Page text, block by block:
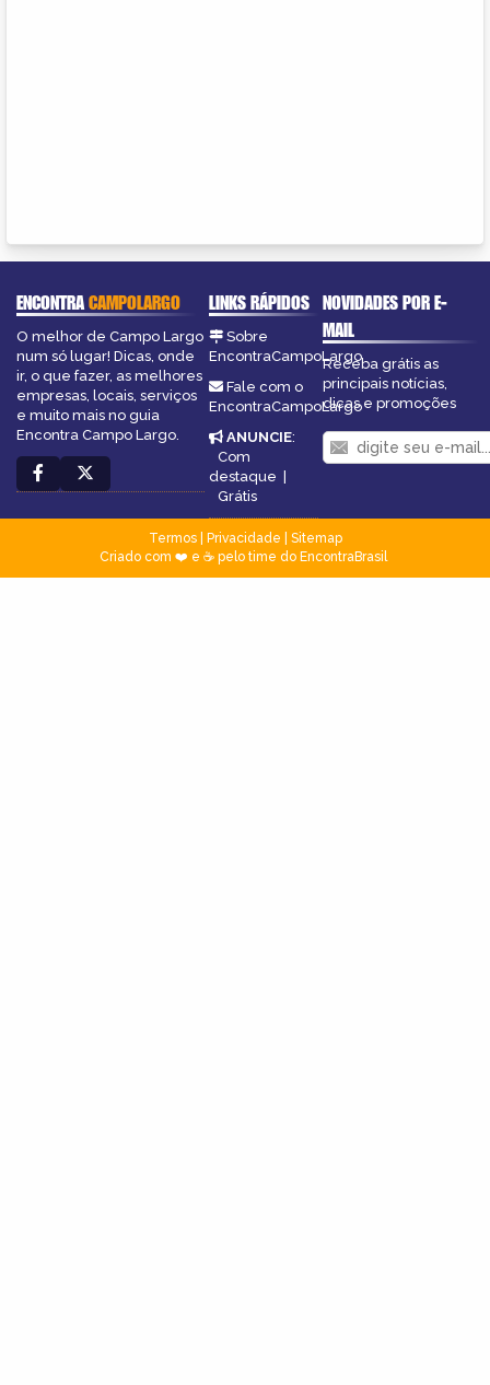
ENCONTRACAMPOLARGO
O melhor de Campo Largo
num só lugar! Dicas, onde
ir, o que fazer, as melhores
empresas, locais, serviços
e muito mais no guia
Encontra Campo Largo.
LINKS RÁPIDOS
Sobre
EncontraCampoLargo
Fale com o
EncontraCampoLargo
ANUNCIE:
Com
destaque
Grátis
NOVIDADES POR E-
MAIL
Receba grátis as
principais notícias,
dicas e promoções
Termos| Privacidade
Sitemap
Criado com ❤️ e ☕ pelo time do EncontraBrasil